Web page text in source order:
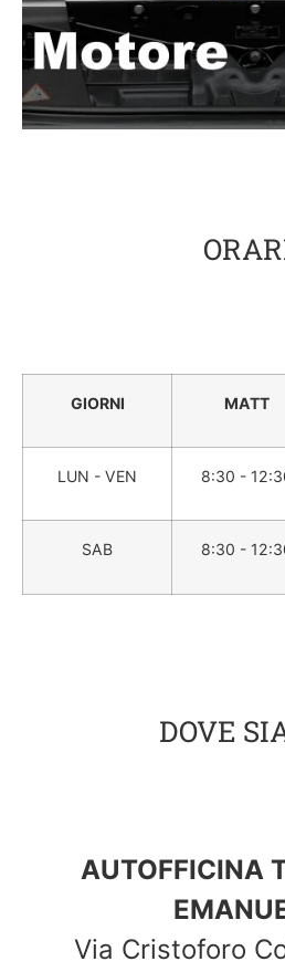
GIORNI MATT
LUN - VEN 8:30 -
SAB 8:30 -
DOVE
AUTOFFICINA
Via Cristoforo